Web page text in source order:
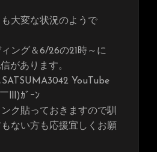
大変な状況のようで
ング＆6/26の21時～に
があります。
YouTube
lll)ｶﾞｰﾝ
ク貼っておきますので馴
ない方も応援宜しくお願